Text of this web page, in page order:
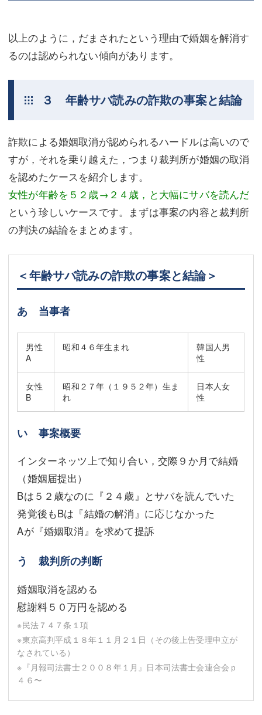
以上のように，だまされたという理由で婚姻を解消す
るのは認められない傾向があります。
３ 年齢サバ読みの詐欺の事案と結論
詐欺による婚姻取消が認められるハードルは高いので
すが，それを乗り越えた，つまり裁判所が婚姻の取消
を認めたケースを紹介します。
女性が年齢を５２歳→２４歳，と大幅にサバを読んだ
という珍しいケースです。まずは事案の内容と裁判所
の判決の結論をまとめます。
＜年齢サバ読みの詐欺の事案と結論＞
あ 当事者
男性
A
昭和４６年生まれ
韓国人男
性
女性
B
昭和２７年（１９５２年）生ま
れ
日本人女
性
い 事案概要
インターネッツ上で知り合い，交際９か月で結婚
（婚姻届提出）
Bは５２歳なのに『２４歳』とサバを読んでいた
発覚後もBは『結婚の解消』に応じなかった
Aが『婚姻取消』を求めて提訴
う 裁判所の判断
婚姻取消を認める
慰謝料５０万円を認める
※民法７４７条１項
※東京高判平成１８年１１月２１日（その後上告受理申立が
なされている）
※『月報司法書士２００８年１月』日本司法書士会連合会ｐ
４６〜